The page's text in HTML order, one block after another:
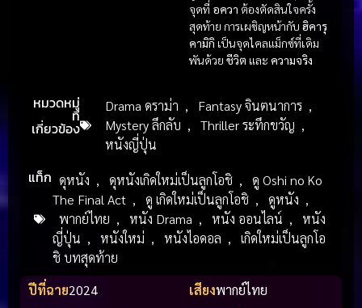
จุดที่ อควา ต้องตัดสินใจครั้ง
สุดท้าย การเผชิญหน้ากับ ฮิคารุ
คามิกิ เป็นจุดไคลแม็กซ์ที่เดิม
พันด้วย ชีวิต และ ความจริง
หมวดหมู่
ที่
เกี่ยวข้อง
Drama ดราม่า , Fantasy จินตนาการ ,
Mystery ลึกลับ , Thriller ระทึกขวัญ ,
หนังญี่ปุ่น
แท็ก ดุหนัง , ดุหนังเกิดใหม่เป็นลูกโอชิ ,
ดู Oshi no Ko
The Final Act , ดู เกิดใหม่เป็นลูกโอชิ , ดูหนัง ,
พากย์ไทย , หนัง Drama , หนัง ออนไลน์ ,
หนัง
ญี่ปุ่น , หนังใหม่ , หนังไอดอล ,
เกิดใหม่เป็นลูกโอ
ชิ บทสุดท้าย
ปีที่ฉาย2024 เสียงพากย์ไทย